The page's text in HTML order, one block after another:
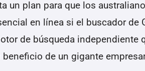
un plan para que los
en línea si el buscador de
de búsqueda independiente
de un gigante